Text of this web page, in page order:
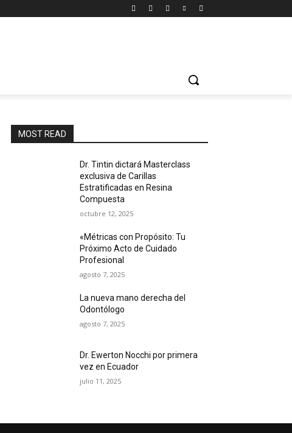
MOST READ
Dr. Tintin dictará Masterclass
exclusiva de Carillas
Estratificadas en Resina
Compuesta
octubre 12, 2025
«Métricas con Propósito: Tu
Próximo Acto de Cuidado
Profesional
agosto 7, 2025
La nueva mano derecha del
Odontólogo
agosto 7, 2025
Dr. Ewerton Nocchi por primera
vez en Ecuador
julio 11, 2025